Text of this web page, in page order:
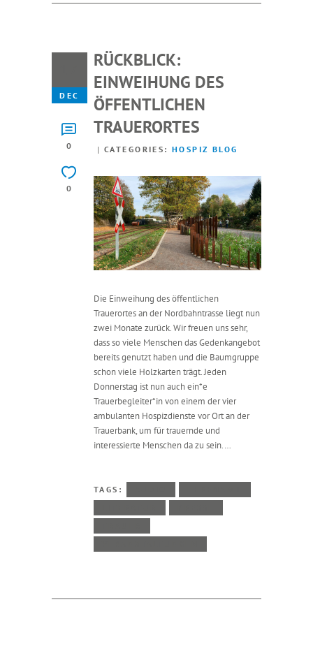
DEC
0
0
RÜCKBLICK:
EINWEIHUNG DES
ÖFFENTLICHEN
TRAUERORTES
CATEGORIES:HOSPIZ BLOG
Die Einweihung des öffentlichen
Trauerortes an der Nordbahntrasse liegt nun
zwei Monate zurück. Wir freuen uns sehr,
dass so viele Menschen das Gedenkangebot
bereits genutzt haben und die Baumgruppe
schon viele Holzkarten trägt. Jeden
Donnerstag ist nun auch ein*e
Trauerbegleiter*in von einem der vier
ambulanten Hospizdienste vor Ort an der
Trauerbank, um für trauernde und
interessierte Menschen da zu sein.…
TAGS: